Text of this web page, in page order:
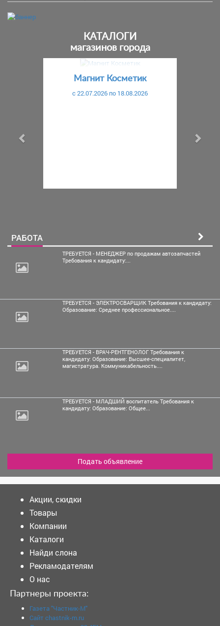
КАТАЛОГИ
магазинов города
Магнит Косметик
c 22.07.2026 по 18.08.2026
РАБОТА
ТРЕБУЕТСЯ - МЕНЕДЖЕР по продажам автозапчастей
Требования к кандидату:...
ТРЕБУЕТСЯ - ЭЛЕКТРОСВАРЩИК Требования к кандидату:
Образование: Среднее профессиональное....
ТРЕБУЕТСЯ - ВРАЧ-РЕНТГЕНОЛОГ Требования к
кандидату: Образование: Высшее-специалитет,
магистратура. Коммуникабельность....
ТРЕБУЕТСЯ - МЛАДШИЙ воспитатель Требования к
кандидату: Образование: Общее...
Подать объявление
Акции, скидки
Товары
Компании
Каталоги
Найди слона
Рекламодателям
О нас
Партнеры проекта:
Газета "Частник-М"
Сайт chastnik-m.ru